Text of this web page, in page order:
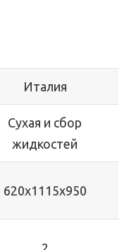
Италия
Сухая и сбор
жидкостей
620x1115x950